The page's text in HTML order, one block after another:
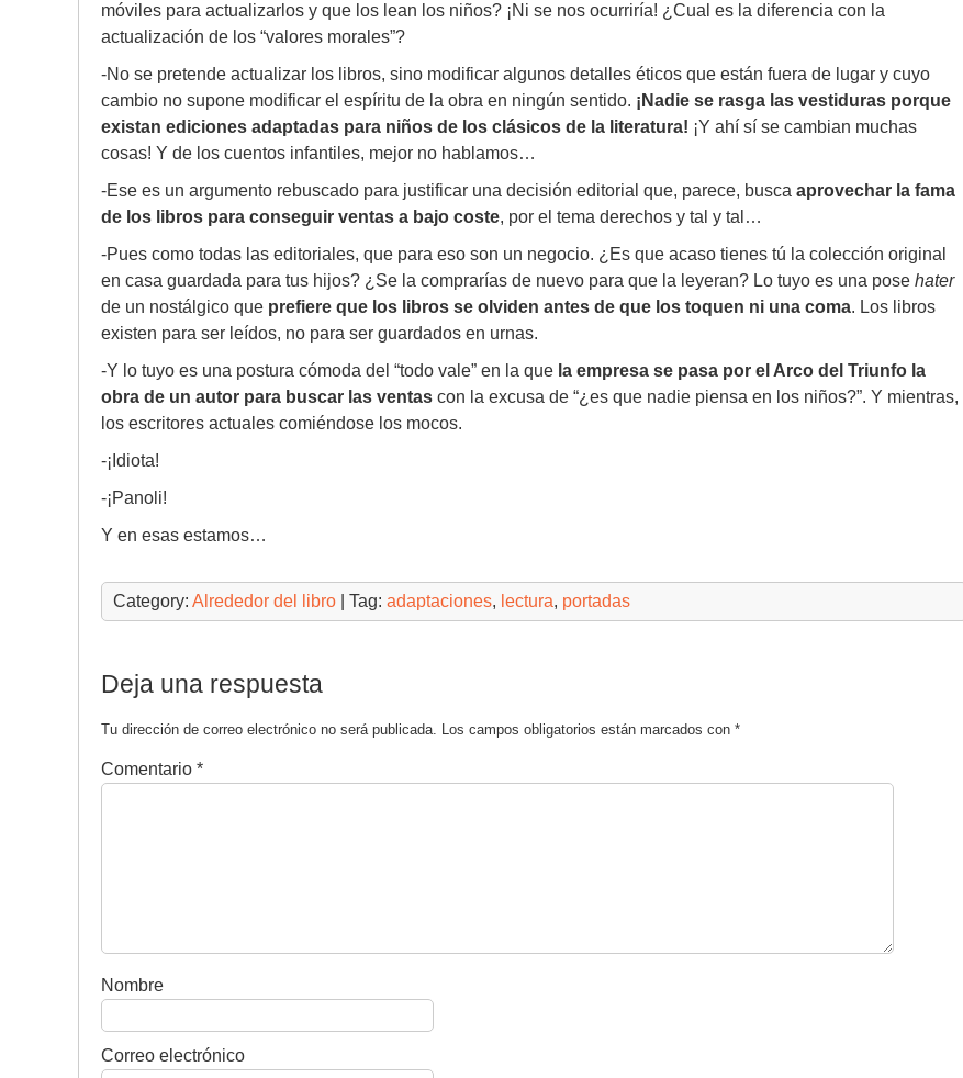
móviles para actualizarlos y que los lean los niños? ¡Ni se nos ocurriría! ¿Cual es la diferencia con la
actualización de los “valores morales”?
-No se pretende actualizar los libros, sino modificar algunos detalles éticos que están fuera de lugar y cuyo
cambio no supone modificar el espíritu de la obra en ningún sentido. ¡Nadie se rasga las vestiduras porque
existan ediciones adaptadas para niños de los clásicos de la literatura! ¡Y ahí sí se cambian muchas
cosas! Y de los cuentos infantiles, mejor no hablamos…
-Ese es un argumento rebuscado para justificar una decisión editorial que, parece, busca aprovechar la fama
de los libros para conseguir ventas a bajo coste, por el tema derechos y tal y tal…
-Pues como todas las editoriales, que para eso son un negocio. ¿Es que acaso tienes tú la colección original
en casa guardada para tus hijos? ¿Se la comprarías de nuevo para que la leyeran? Lo tuyo es una pose hater
de un nostálgico que prefiere que los libros se olviden antes de que los toquen ni una coma. Los libros
existen para ser leídos, no para ser guardados en urnas.
-Y lo tuyo es una postura cómoda del “todo vale” en la que la empresa se pasa por el Arco del Triunfo la
obra de un autor para buscar las ventas con la excusa de “¿es que nadie piensa en los niños?”. Y mientras,
los escritores actuales comiéndose los mocos.
-¡Idiota!
-¡Panoli!
Y en esas estamos…
Category: Alrededor del libro | Tag: adaptaciones, lectura, portadas
Deja una respuesta
Tu dirección de correo electrónico no será publicada. Los campos obligatorios están marcados con *
Comentario *
Nombre
Correo electrónico